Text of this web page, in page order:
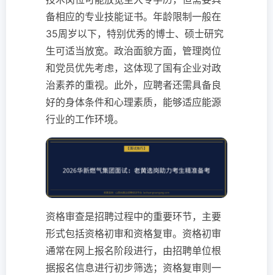
备相应的专业技能证书。年龄限制一般在
35周岁以下，特别优秀的博士、硕士研究
生可适当放宽。政治面貌方面，管理岗位
和党员优先考虑，这体现了国有企业对政
治素养的重视。此外，应聘者还需具备良
好的身体条件和心理素质，能够适应能源
行业的工作环境。
资格审查是招聘过程中的重要环节，主要
形式包括资格初审和资格复审。资格初审
通常在网上报名阶段进行，由招聘单位根
据报名信息进行初步筛选；资格复审则一